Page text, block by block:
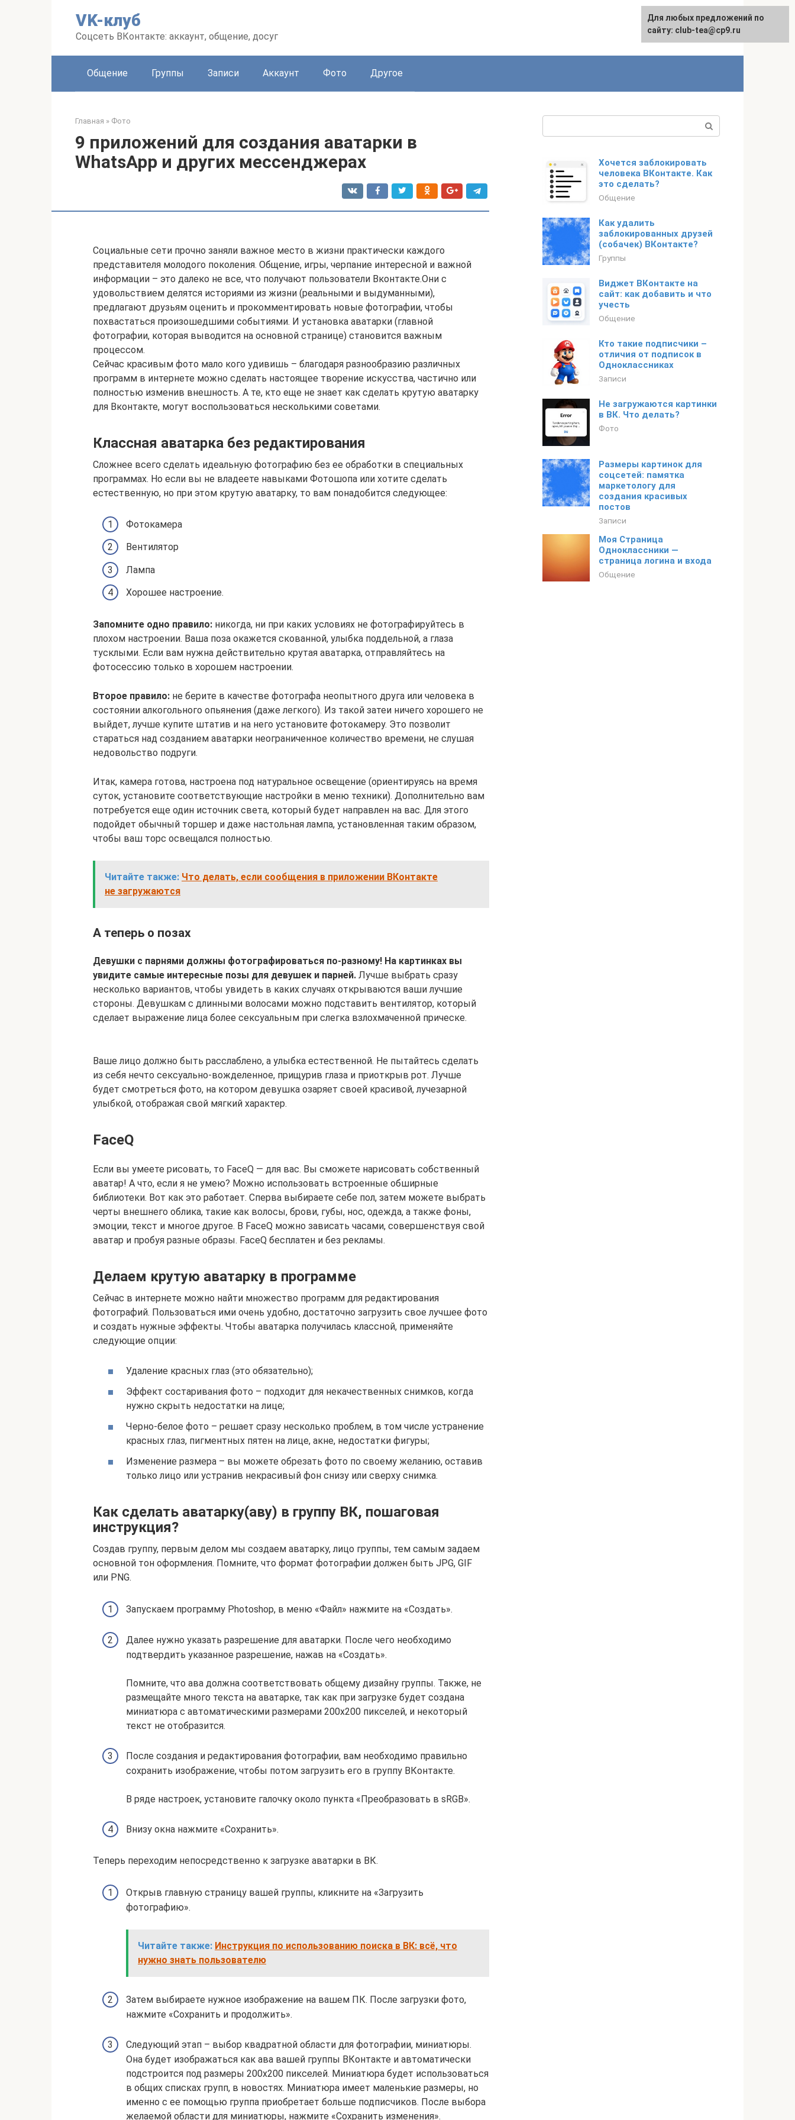
VK-клуб
Соцсеть ВКонтакте: аккаунт, общение, досуг
Общение Группы Записи Аккаунт Фото Другое
Главная » Фото
9 приложений для создания аватарки в
WhatsApp и других мессенджерах
Социальные сети прочно заняли важное место в жизни практически каждого
представителя молодого поколения. Общение, игры, черпание интересной и важной
информации – это далеко не все, что получают пользователи Вконтакте.Они с
удовольствием делятся историями из жизни (реальными и выдуманными),
предлагают друзьям оценить и прокомментировать новые фотографии, чтобы
похвастаться произошедшими событиями. И установка аватарки (главной
фотографии, которая выводится на основной странице) становится важным
процессом.
Сейчас красивым фото мало кого удивишь – благодаря разнообразию различных
программ в интернете можно сделать настоящее творение искусства, частично или
полностью изменив внешность. А те, кто еще не знает как сделать крутую аватарку
для Вконтакте, могут воспользоваться несколькими советами.
Классная аватарка без редактирования
Сложнее всего сделать идеальную фотографию без ее обработки в специальных
программах. Но если вы не владеете навыками Фотошопа или хотите сделать
естественную, но при этом крутую аватарку, то вам понадобится следующее:
Фотокамера
Вентилятор
Лампа
Хорошее настроение.
Запомните одно правило: никогда, ни при каких условиях не фотографируйтесь в
плохом настроении. Ваша поза окажется скованной, улыбка поддельной, а глаза
тусклыми. Если вам нужна действительно крутая аватарка, отправляйтесь на
фотосессию только в хорошем настроении.
Второе правило: не берите в качестве фотографа неопытного друга или человека в
состоянии алкогольного опьянения (даже легкого). Из такой затеи ничего хорошего не
выйдет, лучше купите штатив и на него установите фотокамеру. Это позволит
стараться над созданием аватарки неограниченное количество времени, не слушая
недовольство подруги.
Итак, камера готова, настроена под натуральное освещение (ориентируясь на время
суток, установите соответствующие настройки в меню техники). Дополнительно вам
потребуется еще один источник света, который будет направлен на вас. Для этого
подойдет обычный торшер и даже настольная лампа, установленная таким образом,
чтобы ваш торс освещался полностью.
Читайте также: Что делать, если сообщения в приложении ВКонтакте
не загружаются
А теперь о позах
Девушки с парнями должны фотографироваться по-разному! На картинках вы
увидите самые интересные позы для девушек и парней. Лучше выбрать сразу
несколько вариантов, чтобы увидеть в каких случаях открываются ваши лучшие
стороны. Девушкам с длинными волосами можно подставить вентилятор, который
сделает выражение лица более сексуальным при слегка взлохмаченной прическе.
Ваше лицо должно быть расслаблено, а улыбка естественной. Не пытайтесь сделать
из себя нечто сексуально-вожделенное, прищурив глаза и приоткрыв рот. Лучше
будет смотреться фото, на котором девушка озаряет своей красивой, лучезарной
улыбкой, отображая свой мягкий характер.
FaceQ
Если вы умеете рисовать, то FaceQ — для вас. Вы сможете нарисовать собственный
аватар! А что, если я не умею? Можно использовать встроенные обширные
библиотеки. Вот как это работает. Сперва выбираете себе пол, затем можете выбрать
черты внешнего облика, такие как волосы, брови, губы, нос, одежда, а также фоны,
эмоции, текст и многое другое. В FaceQ можно зависать часами, совершенствуя свой
аватар и пробуя разные образы. FaceQ бесплатен и без рекламы.
Делаем крутую аватарку в программе
Сейчас в интернете можно найти множество программ для редактирования
фотографий. Пользоваться ими очень удобно, достаточно загрузить свое лучшее фото
и создать нужные эффекты. Чтобы аватарка получилась классной, применяйте
следующие опции:
Удаление красных глаз (это обязательно);
Эффект состаривания фото – подходит для некачественных снимков, когда
нужно скрыть недостатки на лице;
Черно-белое фото – решает сразу несколько проблем, в том числе устранение
красных глаз, пигментных пятен на лице, акне, недостатки фигуры;
Изменение размера – вы можете обрезать фото по своему желанию, оставив
только лицо или устранив некрасивый фон снизу или сверху снимка.
Как сделать аватарку(аву) в группу ВК, пошаговая
инструкция?
Создав группу, первым делом мы создаем аватарку, лицо группы, тем самым задаем
основной тон оформления. Помните, что формат фотографии должен быть JPG, GIF
или PNG.
Запускаем программу Photoshop, в меню «Файл» нажмите на «Создать».
Далее нужно указать разрешение для аватарки. После чего необходимо
подтвердить указанное разрешение, нажав на «Создать».
Помните, что ава должна соответствовать общему дизайну группы. Также, не
размещайте много текста на аватарке, так как при загрузке будет создана
миниатюра с автоматическими размерами 200х200 пикселей, и некоторый
текст не отобразится.
После создания и редактирования фотографии, вам необходимо правильно
сохранить изображение, чтобы потом загрузить его в группу ВКонтакте.
В ряде настроек, установите галочку около пункта «Преобразовать в sRGB».
Внизу окна нажмите «Сохранить».
Теперь переходим непосредственно к загрузке аватарки в ВК.
Открыв главную страницу вашей группы, кликните на «Загрузить
фотографию».
Читайте также: Инструкция по использованию поиска в ВК: всё, что
нужно знать пользователю
Затем выбираете нужное изображение на вашем ПК. После загрузки фото,
нажмите «Сохранить и продолжить».
Следующий этап – выбор квадратной области для фотографии, миниатюры.
Она будет изображаться как ава вашей группы ВКонтакте и автоматически
подстроится под размеры 200х200 пикселей. Миниатюра будет использоваться
в общих списках групп, в новостях. Миниатюра имеет маленькие размеры, но
именно с ее помощью группа приобретает больше подписчиков. После выбора
желаемой области для миниатюры, нажмите «Сохранить изменения».
Хочется заблокировать
человека ВКонтакте. Как
это сделать?
Общение
Как удалить
заблокированных друзей
(собачек) ВКонтакте?
Группы
Виджет ВКонтакте на
сайт: как добавить и что
учесть
Общение
Кто такие подписчики –
отличия от подписок в
Одноклассниках
Записи
Не загружаются картинки
в ВК. Что делать?
Фото
Размеры картинок для
соцсетей: памятка
маркетологу для
создания красивых
постов
Записи
Моя Страница
Одноклассники —
страница логина и входа
Общение
Для любых предложений по
сайту: club-tea@cp9.ru